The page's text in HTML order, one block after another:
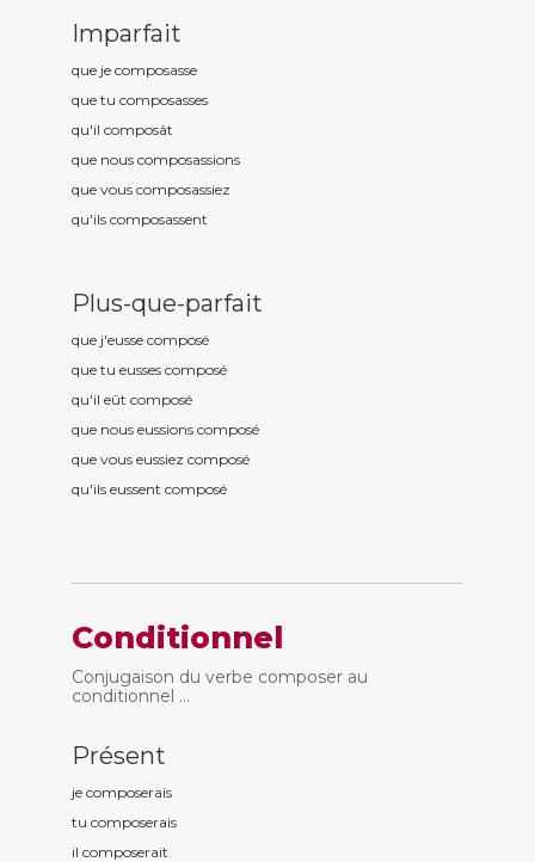
Imparfait
que je composasse
que tu composasses
qu'il composât
que nous composassions
que vous composassiez
qu'ils composassent
Plus-que-parfait
que j'eusse composé
que tu eusses composé
qu'il eût composé
que nous eussions composé
que vous eussiez composé
qu'ils eussent composé
Conditionnel
Conjugaison du verbe composer au
conditionnel ...
Présent
je composerais
tu composerais
il composerait